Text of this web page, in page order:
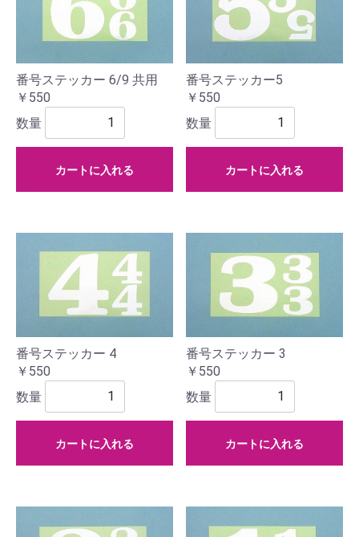
番号ステッカー 6/9 共用
￥550
数量
カートに入れる
番号ステッカー5
￥550
数量
カートに入れる
番号ステッカー 4
￥550
数量
カートに入れる
番号ステッカー 3
￥550
数量
カートに入れる